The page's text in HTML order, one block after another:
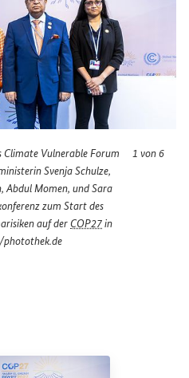
Climate Vulnerable Forum
Svenja Schulze,
Abdul Momen, und Sara
zum Start des
auf derCOP27in
photothek.de
1 von 6